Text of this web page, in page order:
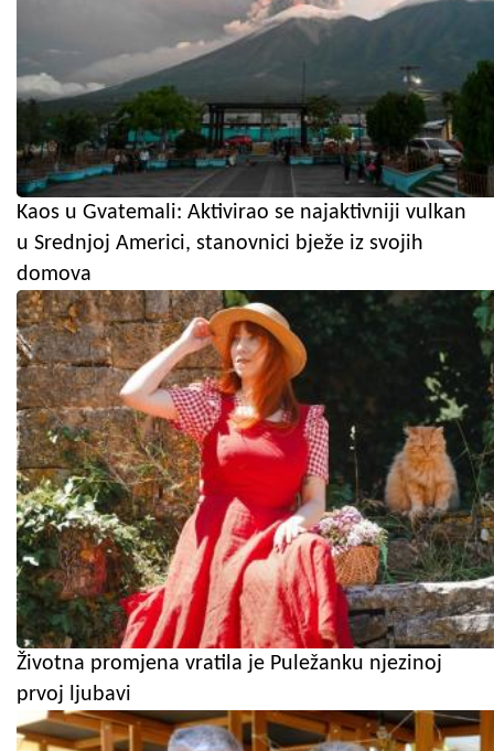
Kaos u Gvatemali: Aktivirao se najaktivniji vulkan
u Srednjoj Americi, stanovnici bježe iz svojih
domova
Životna promjena vratila je Puležanku njezinoj
prvoj ljubavi